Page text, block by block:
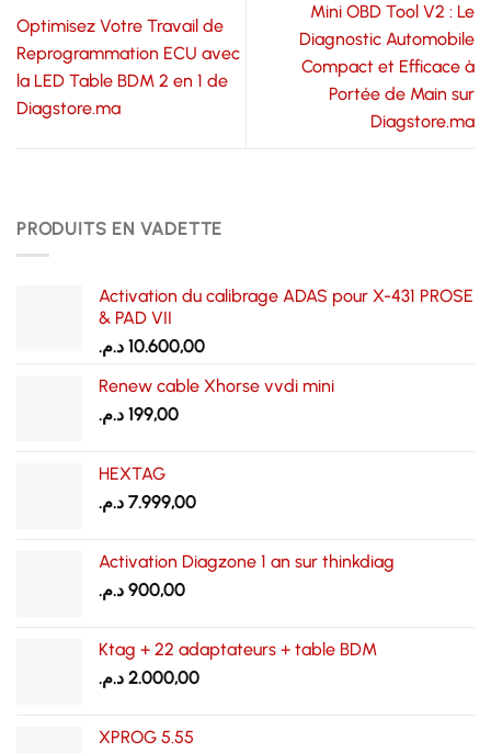
Optimisez Votre Travail de
Reprogrammation ECU avec
la LED Table BDM 2 en 1 de
Diagstore.ma
Mini OBD Tool V2 : Le
Diagnostic Automobile
Compact et Efficace à
Portée de Main sur
Diagstore.ma
PRODUITS EN VADETTE
Activation du calibrage ADAS pour X-431 PROSE
& PAD VII
10.600,00 د.م.
Renew cable Xhorse vvdi mini
199,00 د.م.
HEXTAG
7.999,00 د.م.
Activation Diagzone 1 an sur thinkdiag
900,00 د.م.
Ktag + 22 adaptateurs + table BDM
2.000,00 د.م.
XPROG 5.55